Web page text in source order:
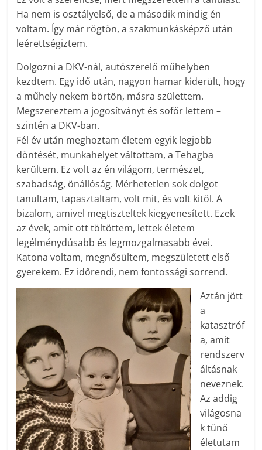
Ha nem is osztályelső, de a második mindig én
voltam. Így már rögtön, a szakmunkásképző után
leérettségiztem.
Dolgozni a DKV-nál, autószerelő műhelyben
kezdtem. Egy idő után, nagyon hamar kiderült, hogy
a műhely nekem börtön, másra születtem.
Megszereztem a jogosítványt és sofőr lettem –
szintén a DKV-ban.
Fél év után meghoztam életem egyik legjobb
döntését, munkahelyet váltottam, a Tehagba
kerültem. Ez volt az én világom, természet,
szabadság, önállóság. Mérhetetlen sok dolgot
tanultam, tapasztaltam, volt mit, és volt kitől. A
bizalom, amivel megtiszteltek kiegyenesített. Ezek
az évek, amit ott töltöttem, lettek életem
legélménydúsabb és legmozgalmasabb évei.
Katona voltam, megnősültem, megszületett első
gyerekem. Ez időrendi, nem fontossági sorrend.
Aztán jött
a
katasztróf
a, amit
rendszerv
áltásnak
neveznek.
Az addig
világosna
k tűnő
életutam